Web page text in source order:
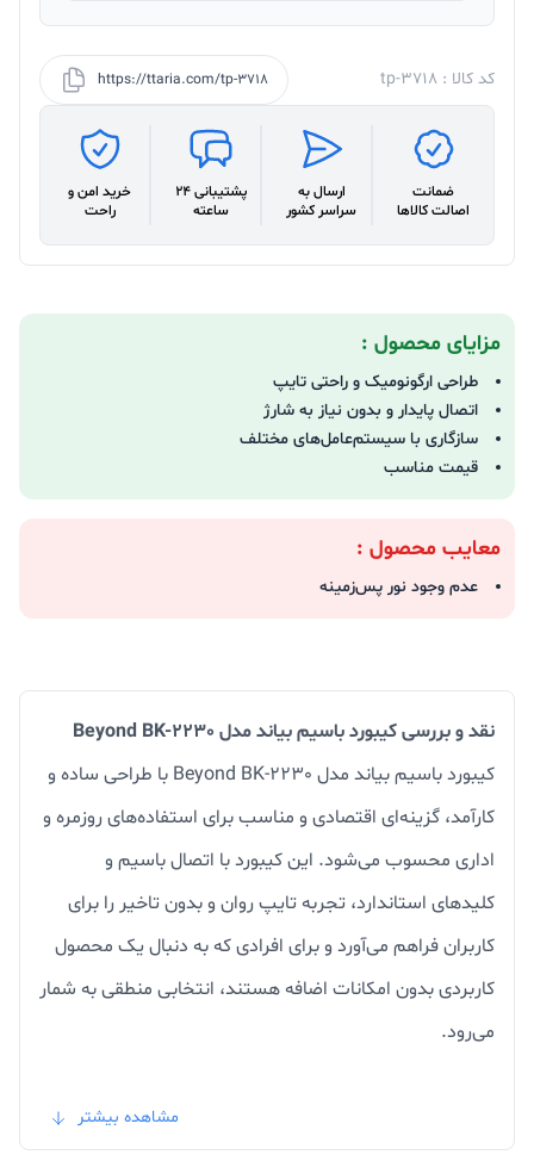
کد کالا : tp-3718 https://ttaria.com/tp-3718
ضمانت
اصالت کالاها
ارسال به
سراسر کشور
پشتیبانی 24
ساعته
خرید امن و
راحت
مزایای محصول :
طراحی ارگونومیک و راحتی تایپ
اتصال پایدار و بدون نیاز به شارژ
سازگاری با سیستم‌عامل‌های مختلف
قیمت مناسب
معایب محصول :
عدم وجود نور پس‌زمینه
نقد و بررسی کیبورد باسیم بیاند مدل Beyond BK-2230
کیبورد باسیم بیاند مدل Beyond BK-2230 با طراحی ساده و
کارآمد، گزینه‌ای اقتصادی و مناسب برای استفاده‌های روزمره و
اداری محسوب می‌شود. این کیبورد با اتصال باسیم و
کلیدهای استاندارد، تجربه تایپ روان و بدون تاخیر را برای
کاربران فراهم می‌آورد و برای افرادی که به دنبال یک محصول
کاربردی بدون امکانات اضافه هستند، انتخابی منطقی به شمار
می‌رود.
یکی از ویژگی‌های مثبت این کیبورد، طراحی جمع و جور و وزن
مشاهده بیشتر